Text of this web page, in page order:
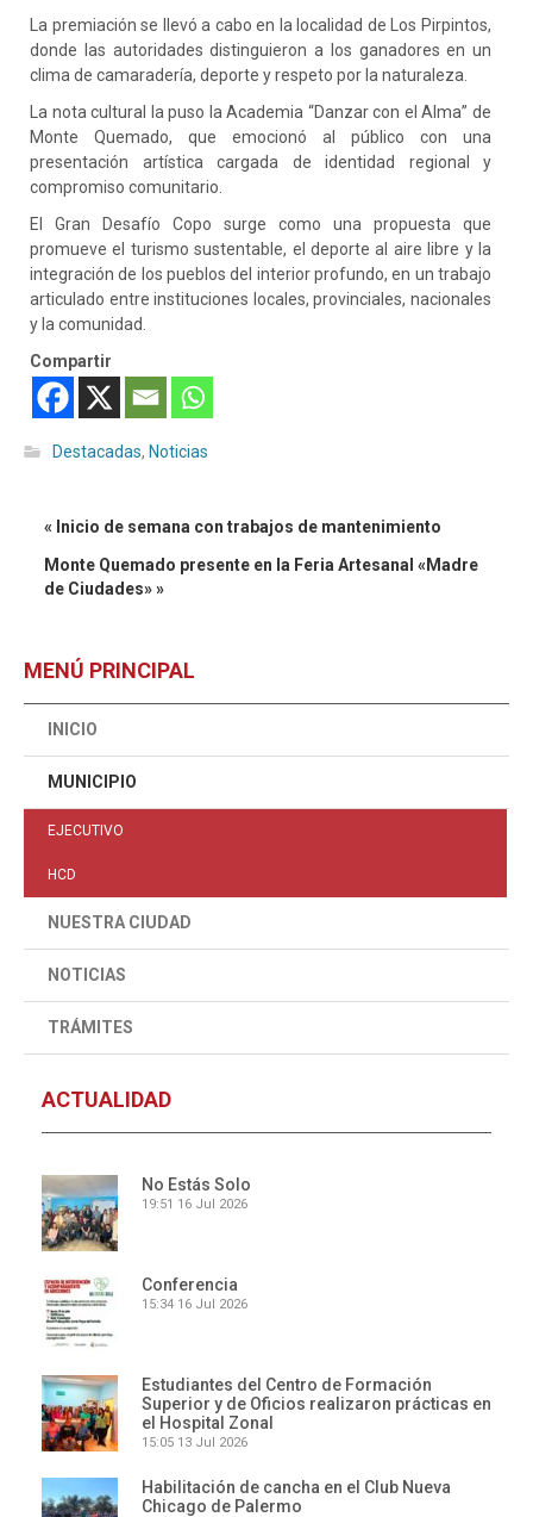
La premiación se llevó a cabo en la localidad de Los Pirpintos,
donde las autoridades distinguieron a los ganadores en un
clima de camaradería, deporte y respeto por la naturaleza.
La nota cultural la puso la Academia “Danzar con el Alma” de
Monte Quemado, que emocionó al público con una
presentación artística cargada de identidad regional y
compromiso comunitario.
El Gran Desafío Copo surge como una propuesta que
promueve el turismo sustentable, el deporte al aire libre y la
integración de los pueblos del interior profundo, en un trabajo
articulado entre instituciones locales, provinciales, nacionales
y la comunidad.
Compartir
Destacadas, Noticias
« Inicio de semana con trabajos de mantenimiento
Monte Quemado presente en la Feria Artesanal «Madre
de Ciudades» »
MENÚ PRINCIPAL
INICIO
MUNICIPIO
EJECUTIVO
HCD
NUESTRA CIUDAD
NOTICIAS
TRÁMITES
ACTUALIDAD
No Estás Solo
19:51 16 Jul 2026
Conferencia
15:34 16 Jul 2026
Estudiantes del Centro de Formación
Superior y de Oficios realizaron prácticas en
el Hospital Zonal
15:05 13 Jul 2026
Habilitación de cancha en el Club Nueva
Chicago de Palermo